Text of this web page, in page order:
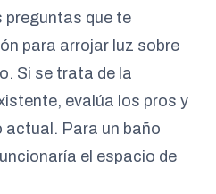
preguntas que te
para arrojar luz sobre
Si se trata de la
evalúa los pros y
actual. Para un baño
el espacio de